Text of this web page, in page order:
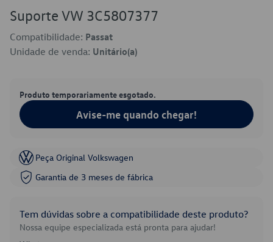
Suporte VW 3C5807377
Compatibilidade: Passat
Unidade de venda: Unitário(a)
Produto temporariamente esgotado.
Avise-me quando chegar!
Peça Original Volkswagen
Garantia de 3 meses de fábrica
Tem dúvidas sobre a compatibilidade deste produto?
Nossa equipe especializada está pronta para ajudar!